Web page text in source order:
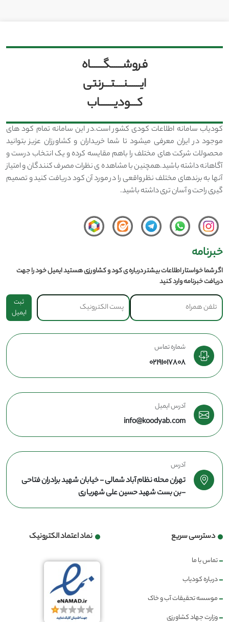
فروشــــــگــــــاه
ایــــــنــــتـــرنتی
کـــودیـــــــاب
کودیاب سامانه اطلاعات کودی کشور است.در این سامانه تمام کود های
موجود در ایران معرفی میشود تا شما خریداران و کشاورزان عزیز بتوانید
محصولات شرکت های مختلف را باهم مقایسه کرده و یک انتخاب درست و
آگاهانه داشته باشید.همچنین با مشاهده ی نظرات مصرف کنندگان و امتیاز
آنها به برندهای مختلف نظر واقعی را در مورد آن کود دریافت کنید و تصمیم
گیری راحت و آسان تری داشته باشید.
خبرنامه
اگر شما خواستار اطلاعات بیشتر درباره ی کود و کشاورزی هستید ایمیل خود را جهت
دریافت خبرنامه وارد کنید
ثبت
ایمیل
شماره تماس
02191017808
آدرس ایمیل
info@koodyab.com
آدرس
تهران محله نظام آباد شمالی - خیابان شهید برادران فتاحی
-بن بست شهید حسین علی شهریاری
دسترسی سریع
تماس با ما
درباره کودیاب
موسسه تحقیقات آب و خاک
وزارت جهاد کشاورزی
نماد اعتماد الکترونیک